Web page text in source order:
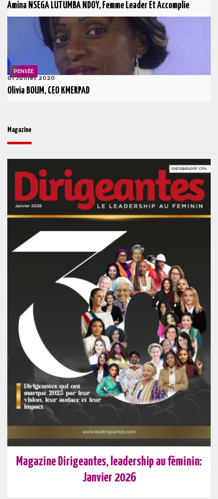
Amina NSEGA LUTUMBA NDOY, Femme Leader Et Accomplie
PENSÉE
01 Juillet 2020
Olivia BOUM, CEO KMERPAD
Magazine
Magazine Dirigeantes, leadership au féminin:
Janvier 2026